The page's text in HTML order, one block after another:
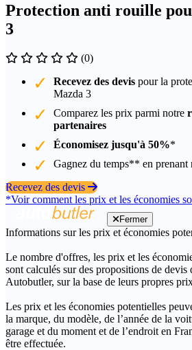
Protection anti rouille
3
(0)
Recevez des devis pour la
Mazda 3
Comparez les prix parmi notre
partenaires
Économisez jusqu'à 50%*
Gagnez du temps** en prenant
Recevez des devis
*Voir comment les prix et les économies
Fermer
Informations sur les prix et économies
Le nombre d'offres, les prix et les
sont calculés sur des propositions de devis
Autobutler, sur la base de leurs propres
Les prix et les économies potentielles
la marque, du modèle, de l’année de la
garage et du moment et de l’endroit en
être effectuée.